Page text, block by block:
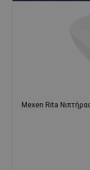
Mexen Rita